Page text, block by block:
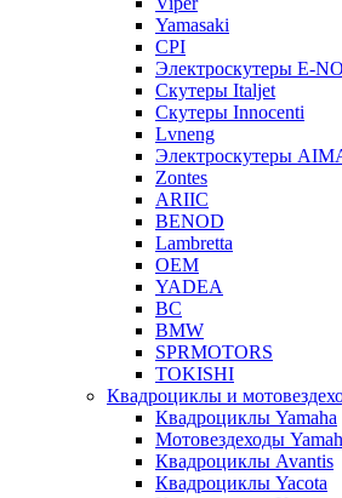
Yamasaki
CPI
Электроскутеры E-
Скутеры Italjet
Скутеры Innocenti
Lvneng
Электроскутеры
Zontes
ARIIC
BENOD
Lambretta
OEM
YADEA
BC
BMW
SPRMOTORS
TOKISHI
Квадроциклы и
Квадроциклы Yamaha
Мотовездеходы
Квадроциклы Avantis
Квадроциклы Yacota